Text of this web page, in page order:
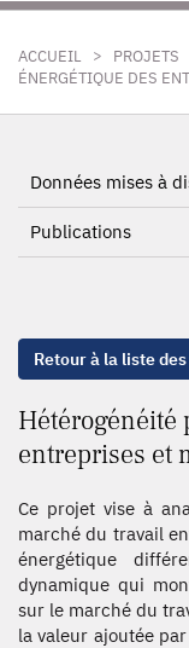
ACCUEIL > PROJETS
ÉNERGÉTIQUE DES
Données mises à
Publications
Retour à la liste
Hétérogénéité
entreprises et
Ce projet vise à
marché du travail
énergétique
dynamique qui
sur le marché du
la valeur ajoutée